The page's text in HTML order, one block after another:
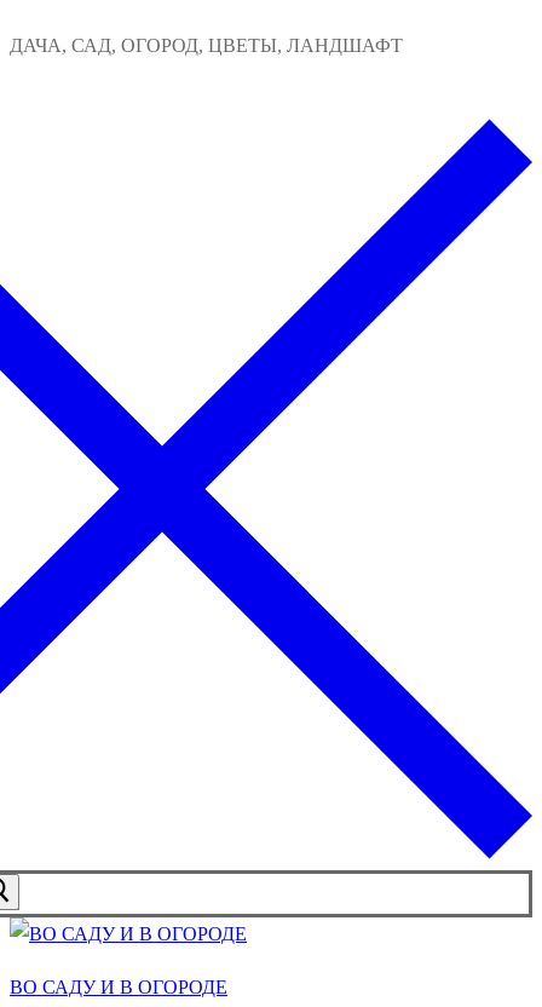
к
ДАЧА, САД, ОГОРОД, ЦВЕТЫ, ЛАНДШАФТ
ВО САДУ И В ОГОРОДЕ